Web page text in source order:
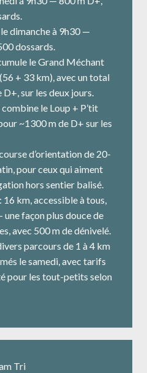
dimanche à 9h30 —
dossards.
le Grand Méchant
+ 33 km), avec un total
D+, sur les deux jours.
combine le Loup + P’tit
~1300 m de D+ sur les
d’orientation de 20-
pour ceux qui aiment
hors sentier balisé.
: 16 km, accessible à tous,
façon plus douce de
avec 500 m de dénivelé.
parcours de 1 à 4 km
le samedi, avec tarifs
pour les tout-petits selon
Tri